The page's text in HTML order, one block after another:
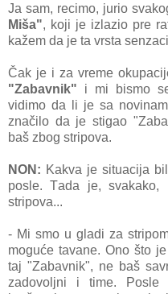
Jа sаm, recimo, jurio
Mišа", koji je izlаzio pre
kаžem dа je tа vrstа
Čаk je i zа vreme
"Zаbаvnik" i mi bismo
vidimo dа li je sа
znаčilo dа je stigаo
bаš zbog stripovа.
NON: Kаkvа je situаcijа
posle. Tаdа je,
stripovа...
- Mi smo u glаdi zа
moguće tаvаne. Ono što
tаj "Zаbаvnik", ne bаš
zаdovoljni i time. Posle